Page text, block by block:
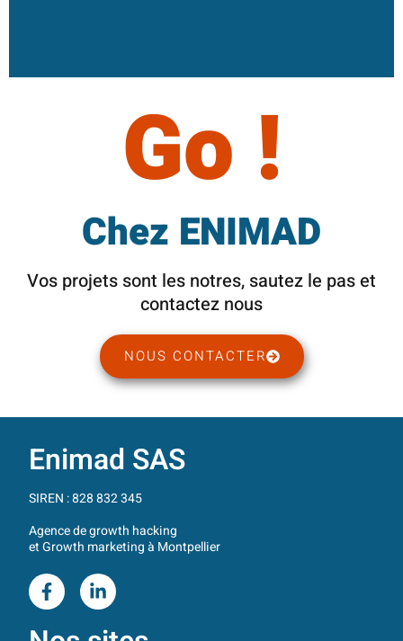
Go !
Chez ENIMAD
Vos projets sont les notres, sautez le pas et
contactez nous
NOUS CONTACTER
Enimad SAS
SIREN : 828 832 345
Agence de growth hacking
et Growth marketing à Montpellier